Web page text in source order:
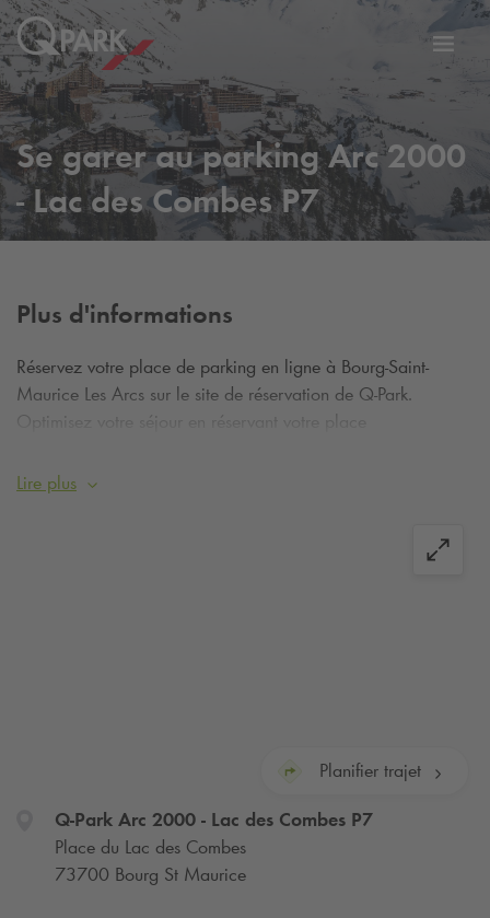
la
Se garer au parking Arc 2000
- Lac des Combes P7
Plus d'informations
Réservez votre place de parking en ligne à Bourg-Saint-
Maurice Les Arcs sur le site de réservation de Q-Park.
Optimisez votre séjour en réservant votre place
nombreuses formules adaptées à votre besoin !
parfaitement situé en plein cœur de la station Arc 2000 pour
Lire plus
Planifier trajet
Q-ParkArc 2000 - Lac des Combes P7
Place du Lac des Combes
73700 Bourg St Maurice